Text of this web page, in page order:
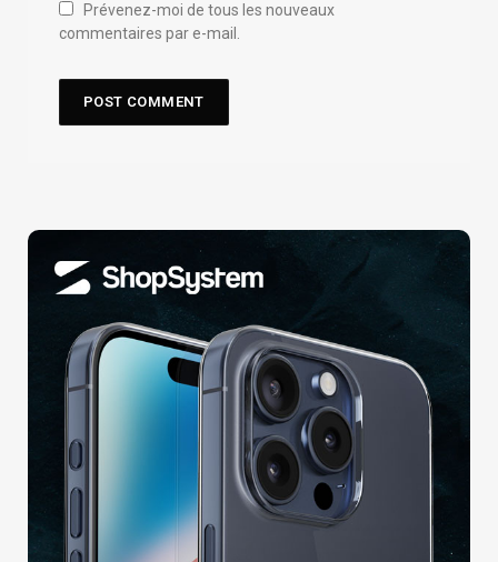
Prévenez-moi de tous les nouveaux
commentaires par e-mail.